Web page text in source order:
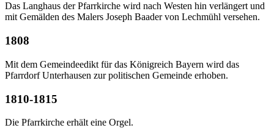
Das Langhaus der Pfarrkirche wird nach Westen hin verlängert und
mit Gemälden des Malers Joseph Baader von Lechmühl versehen.
1808
Mit dem Gemeindeedikt für das Königreich Bayern wird das
Pfarrdorf Unterhausen zur politischen Gemeinde erhoben.
1810-1815
Die Pfarrkirche erhält eine Orgel.